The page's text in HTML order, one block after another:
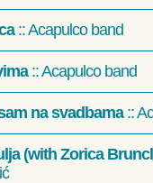
:: Acapulco band
:: Acapulco band
na svadbama::
(with Zorica